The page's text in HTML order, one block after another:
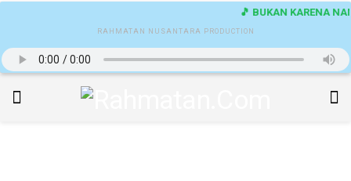
🎵 BUKAN KARENA
RAHMATAN NUSANTARA PRODUCTION